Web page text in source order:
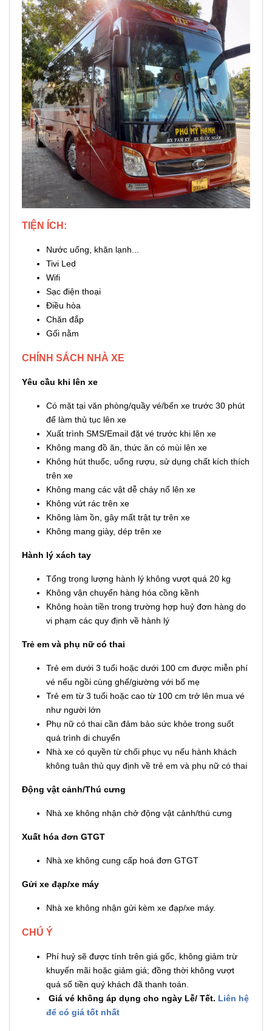
TIỆN ÍCH:
Nước uống, khăn lạnh...
Tivi Led
Wifi
Sạc điện thoại
Điều hòa
Chăn đắp
Gối nằm
CHÍNH SÁCH NHÀ XE
Yêu cầu khi lên xe
Có mặt tại văn phòng/quầy vé/bến xe trước 30 phút
để làm thủ tục lên xe
Xuất trình SMS/Email đặt vé trước khi lên xe
Không mang đồ ăn, thức ăn có mùi lên xe
Không hút thuốc, uống rượu, sử dụng chất kích thích
trên xe
Không mang các vật dễ cháy nổ lên xe
Không vứt rác trên xe
Không làm ồn, gây mất trật tự trên xe
Không mang giày, dép trên xe
Hành lý xách tay
Tổng trọng lượng hành lý không vượt quá 20 kg
Không vận chuyển hàng hóa cồng kềnh
Không hoàn tiền trong trường hợp huỷ đơn hàng do
vi phạm các quy định về hành lý
Trẻ em và phụ nữ có thai
Trẻ em dưới 3 tuổi hoặc dưới 100 cm được miễn phí
vé nếu ngồi cùng ghế/giường với bố mẹ
Trẻ em từ 3 tuổi hoặc cao từ 100 cm trở lên mua vé
như người lớn
Phụ nữ có thai cần đảm bảo sức khỏe trong suốt
quá trình di chuyển
Nhà xe có quyền từ chối phục vụ nếu hành khách
không tuân thủ quy định về trẻ em và phụ nữ có thai
Động vật cảnh/Thú cưng
Nhà xe không nhận chở động vật cảnh/thú cưng
Xuất hóa đơn GTGT
Nhà xe không cung cấp hoá đơn GTGT
Gửi xe đạp/xe máy
Nhà xe không nhận gửi kèm xe đạp/xe máy.
CHÚ Ý
Phí huỷ sẽ được tính trên giá gốc, không giảm trừ
khuyến mãi hoặc giảm giá; đồng thời không vượt
quá số tiền quý khách đã thanh toán.
Giá vé không áp dụng cho ngày Lễ/ Tết. Liên hệ
để có giá tốt nhất